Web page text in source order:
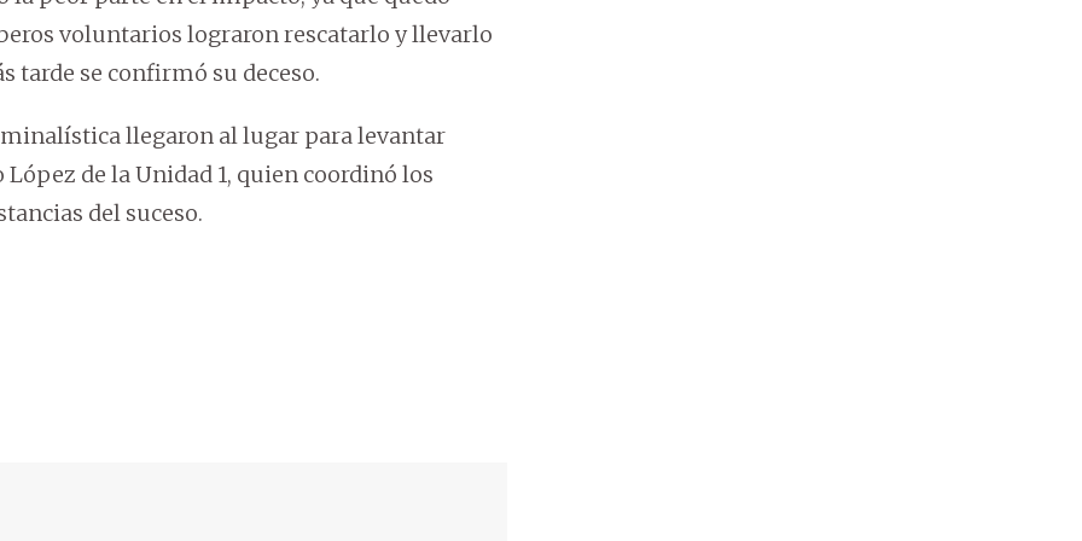
voluntarios lograron rescatarlo y llevarlo
tarde se confirmó su deceso.
llegaron al lugar para levantar
de la Unidad 1, quien coordinó los
del suceso.